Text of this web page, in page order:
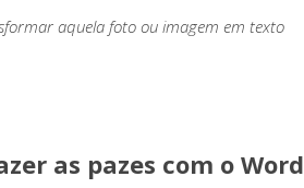
aquela foto ou imagem em texto
as pazes com o Word